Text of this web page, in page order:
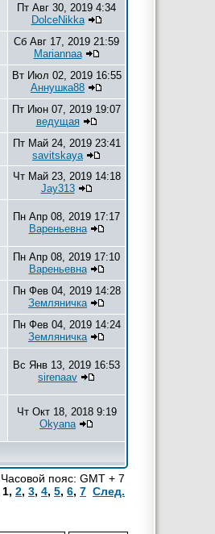
Пт Авг 30, 2019 4:34
DolceNikka
Сб Авг 17, 2019 21:59
Mariannaa
Вт Июл 02, 2019 16:55
Аннушка88
Пт Июн 07, 2019 19:07
ведущая
Пт Май 24, 2019 23:41
savitskaya
Чт Май 23, 2019 14:18
Jay313
Пн Апр 08, 2019 17:17
Вареньевна
Пн Апр 08, 2019 17:10
Вареньевна
Пн Фев 04, 2019 14:28
Земляничка
Пн Фев 04, 2019 14:24
Земляничка
Вс Янв 13, 2019 16:53
sirenaav
Чт Окт 18, 2018 9:19
Okyana
Часовой пояс: GMT + 7
1, 2, 3, 4, 5, 6, 7 След.